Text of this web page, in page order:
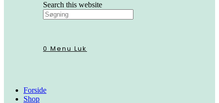
Search this website
0 Menu Luk
Forside
Shop